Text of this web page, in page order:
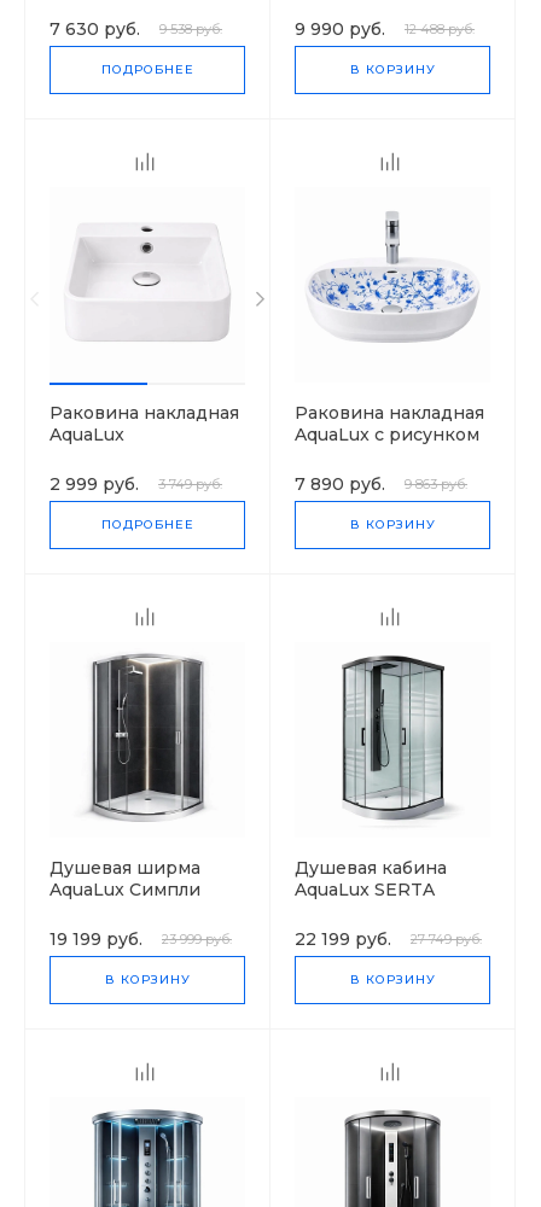
7 630 руб.
9 538 руб.
ПОДРОБНЕЕ
9 990 руб. 12 488 руб.
В КОРЗИНУ
Раковина накладная
AquaLux
2 999 руб. 3 749 руб.
ПОДРОБНЕЕ
Раковина накладная
AquaLux с рисунком
7 890 руб. 9 863 руб.
В КОРЗИНУ
Душевая ширма
AquaLux Симпли
19 199 руб. 23 999 руб.
В КОРЗИНУ
Душевая кабина
AquaLux SERTA
22 199 руб.
27 749 руб.
В КОРЗИНУ